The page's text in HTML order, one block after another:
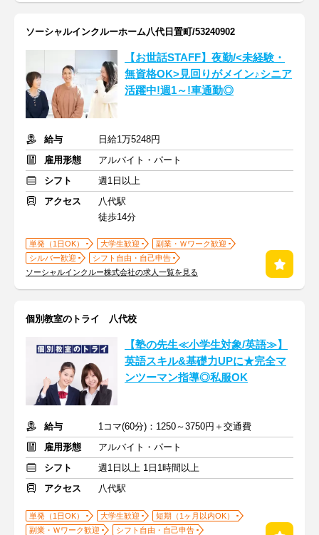
ソーシャルインクルーホーム八代日置町/53240902
【お世話STAFF】夜勤/<未経験・
無資格OK>見回りがメイン♪シニア
活躍中!週1～!車通勤◎
給与
日給1万5248円
雇用形態
アルバイト・パート
シフト
週1日以上
アクセス
八代駅
徒歩14分
単発（1日OK） 大学生歓迎
副業・Ｗワーク歓迎
シルバー歓迎
シフト自由・自己申告
ソーシャルインクルー株式会社の求人一覧を見る
個別教室のトライ 八代校
【塾の先生≪小学生対象/英語≫】
英語スキル&基礎力UPに★完全マ
ンツーマン指導◎私服OK
給与
1コマ(60分)：1250～3750円＋交通費
雇用形態
アルバイト・パート
シフト
週1日以上 1日1時間以上
アクセス
八代駅
単発（1日OK） 大学生歓迎
短期（1ヶ月以内OK）
副業・Ｗワーク歓迎
シフト自由・自己申告